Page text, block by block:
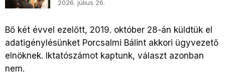
2026. július 26.
Bő két évvel ezelőtt, 2019. október 28-án küldtük el
adatigénylésünket Porcsalmi Bálint akkori ügyvezető
elnöknek. Iktatószámot kaptunk, választ azonban
nem.